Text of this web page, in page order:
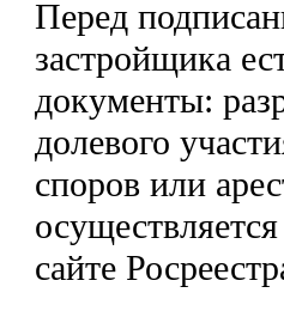
Перед
застройщика
документы:
долевого
споров или
сайте